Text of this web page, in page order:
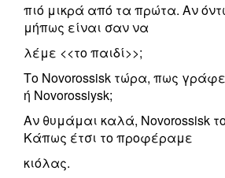
πιό μικρά από τα πρώτα. Αν
μήπως είναι σαν να
λέμε <<το παιδί>>;
Το Novorossisk τώρα, πως
ή Novorossiysk;
Αν θυμάμαι καλά, Novorossisk
Κάπως έτσι το προφέραμε
κιόλας.